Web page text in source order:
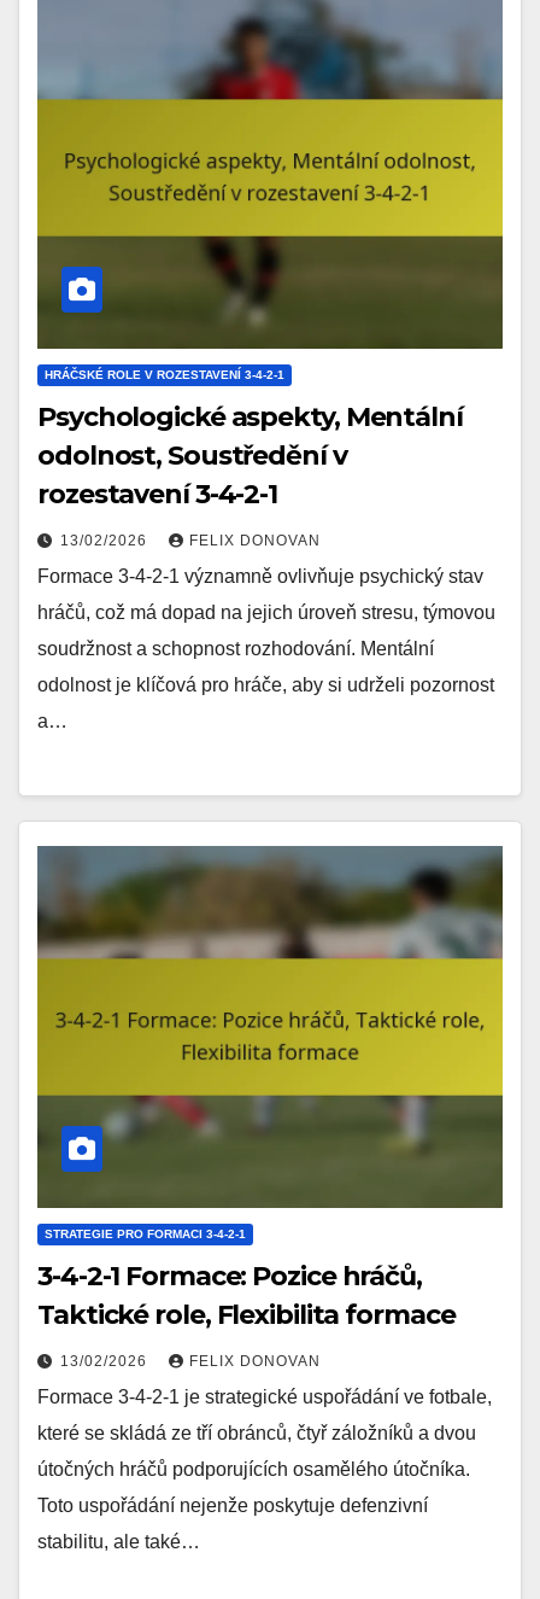
HRÁČSKÉ ROLE V ROZESTAVENÍ 3-4-2-1
Psychologické aspekty, Mentální
odolnost, Soustředění v
rozestavení 3-4-2-1
13/02/2026 FELIX DONOVAN
Formace 3-4-2-1 významně ovlivňuje psychický stav
hráčů, což má dopad na jejich úroveň stresu, týmovou
soudržnost a schopnost rozhodování. Mentální
odolnost je klíčová pro hráče, aby si udrželi pozornost
a…
STRATEGIE PRO FORMACI 3-4-2-1
3-4-2-1 Formace: Pozice hráčů,
Taktické role, Flexibilita formace
13/02/2026 FELIX DONOVAN
Formace 3-4-2-1 je strategické uspořádání ve fotbale,
které se skládá ze tří obránců, čtyř záložníků a dvou
útočných hráčů podporujících osamělého útočníka.
Toto uspořádání nejenže poskytuje defenzivní
stabilitu, ale také…